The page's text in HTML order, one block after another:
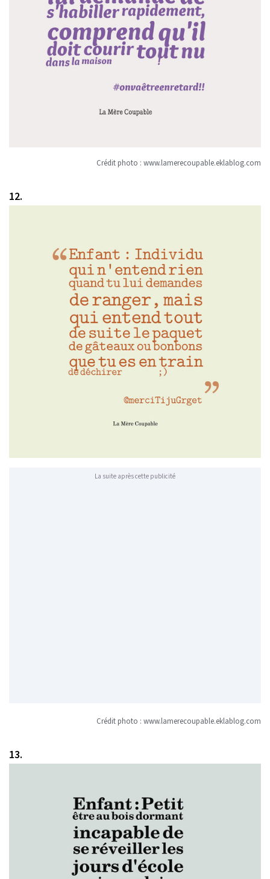
Crédit photo : www.lamerecoupable.eklablog.com
12.
La suite après cette publicité
Crédit photo : www.lamerecoupable.eklablog.com
13.